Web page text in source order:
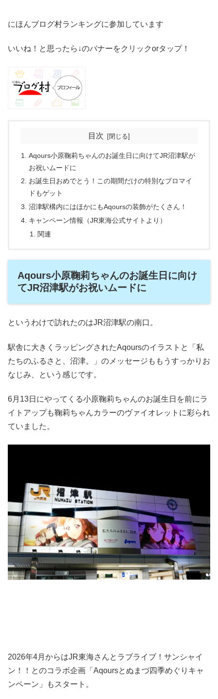
にほんブログ村ランキングに参加しています
いいね！と思ったら↓のバナーをクリックorタップ！
目次
Aqours小原鞠莉ちゃんのお誕生日に向けてJR沼津駅が
お祝いムードに
お誕生日おめでとう！この期間だけの特別なブロマイ
ドもゲット
沼津駅構内にはほかにもAqoursの装飾がたくさん！
キャンペーン情報（JR東海公式サイトより）
関連
Aqours小原鞠莉ちゃんのお誕生日に向け
てJR沼津駅がお祝いムードに
というわけで訪れたのはJR沼津駅の南口。
駅舎に大きくラッピングされたAqoursのイラストと「私
たちのふるさと、沼津。」のメッセージももうすっかりお
なじみ、という感じです。
6月13日にやってくる小原鞠莉ちゃんのお誕生日を前にラ
イトアップも鞠莉ちゃんカラーのヴァイオレットに彩られ
ていました。
2026年4月からはJR東海さんとラブライブ！サンシャイ
ン！！とのコラボ企画「Aqoursとぬまづ四季めぐりキャ
ンペーン」もスタート。